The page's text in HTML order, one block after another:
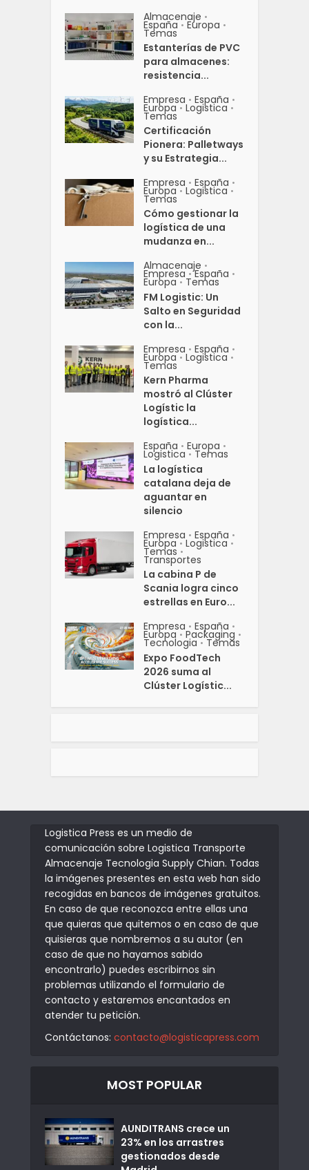
Almacenaje •
España • Europa •
Temas
Estanterías de PVC
para almacenes:
resistencia...
Empresa • España •
Europa • Logistica •
Temas
Certificación
Pionera: Palletways
y su Estrategia...
Empresa • España •
Europa • Logistica •
Temas
Cómo gestionar la
logística de una
mudanza en...
Almacenaje •
Empresa • España •
Europa • Temas
FM Logistic: Un
Salto en Seguridad
con la...
Empresa • España •
Europa • Logistica •
Temas
Kern Pharma
mostró al Clúster
Logístic la
logística...
España • Europa •
Logistica • Temas
La logística
catalana deja de
aguantar en
silencio
Empresa • España •
Europa • Logistica •
Temas •
Transportes
La cabina P de
Scania logra cinco
estrellas en Euro...
Empresa • España •
Europa • Packaging •
Tecnologia • Temas
Expo FoodTech
2026 suma al
Clúster Logístic...
Logistica Press es un medio de
comunicación sobre Logistica Transporte
Almacenaje Tecnologia Supply Chian. Todas
la imágenes presentes en esta web han sido
recogidas en bancos de imágenes gratuitos.
En caso de que reconozca entre ellas una
que quieras que quitemos o en caso de que
quisieras que nombremos a su autor (en
caso de que no hayamos sabido
encontrarlo) puedes escribirnos sin
problemas utilizando el formulario de
contacto y estaremos encantados en
atender tu petición.
Contáctanos: contacto@logisticapress.com
MOST POPULAR
AUNDITRANS crece un
23% en los arrastres
gestionados desde